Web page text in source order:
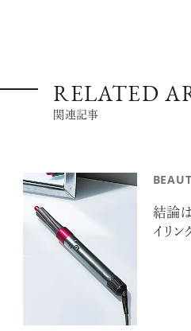
RELATED
関連記事
結論は
イリン